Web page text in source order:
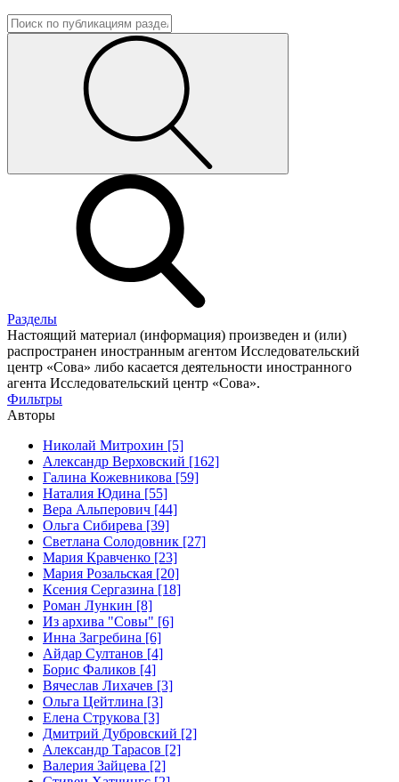
Разделы
Настоящий материал (информация) произведен и (или)
распространен иностранным агентом Исследовательский
центр «Сова» либо касается деятельности иностранного
агента Исследовательский центр «Сова».
Фильтры
Авторы
Николай Митрохин [5]
Александр Верховский [162]
Галина Кожевникова [59]
Наталия Юдина [55]
Вера Альперович [44]
Ольга Сибирева [39]
Светлана Солодовник [27]
Мария Кравченко [23]
Мария Розальская [20]
Ксения Сергазина [18]
Роман Лункин [8]
Из архива "Совы" [6]
Инна Загребина [6]
Айдар Султанов [4]
Борис Фаликов [4]
Вячеслав Лихачев [3]
Ольга Цейтлина [3]
Елена Струкова [3]
Дмитрий Дубровский [2]
Александр Тарасов [2]
Валерия Зайцева [2]